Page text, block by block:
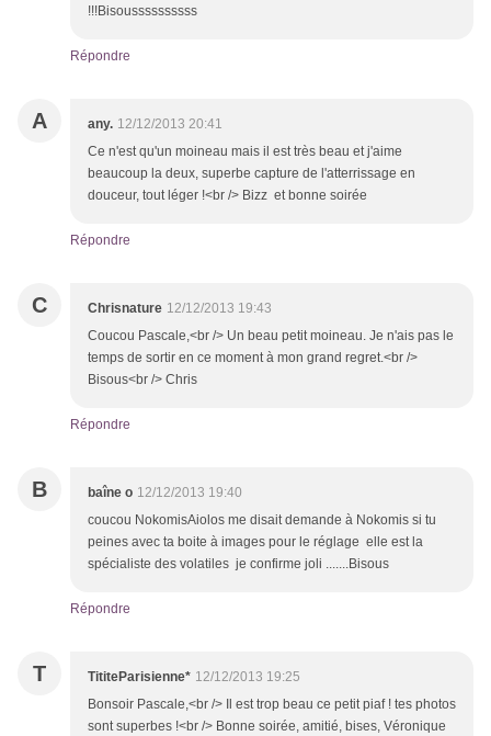
!!!Bisoussssssssss
Répondre
A any. 12/12/2013 20:41
Ce n'est qu'un moineau mais il est très beau et j'aime
beaucoup la deux, superbe capture de l'atterrissage en
douceur, tout léger !<br /> Bizz et bonne soirée
Répondre
C Chrisnature 12/12/2013 19:43
Coucou Pascale,<br /> Un beau petit moineau. Je n'ais pas le
temps de sortir en ce moment à mon grand regret.<br />
Bisous<br /> Chris
Répondre
B baîne o 12/12/2013 19:40
coucou NokomisAiolos me disait demande à Nokomis si tu
peines avec ta boite à images pour le réglage elle est la
spécialiste des volatiles je confirme joli .......Bisous
Répondre
T TititeParisienne* 12/12/2013 19:25
Bonsoir Pascale,<br /> Il est trop beau ce petit piaf ! tes photos
sont superbes !<br /> Bonne soirée, amitié, bises, Véronique